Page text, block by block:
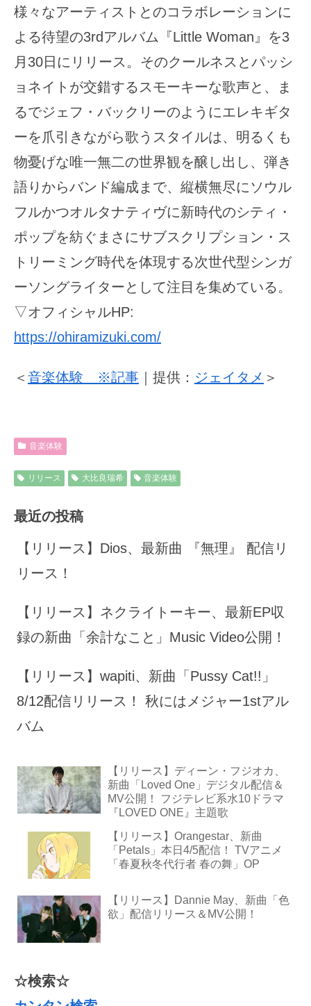
様々なアーティストとのコラボレーションに
よる待望の3rdアルバム『Little Woman』を3
月30日にリリース。そのクールネスとパッシ
ョネイトが交錯するスモーキーな歌声と、ま
るでジェフ・バックリーのようにエレキギタ
ーを爪引きながら歌うスタイルは、明るくも
物憂げな唯一無二の世界観を醸し出し、弾き
語りからバンド編成まで、縦横無尽にソウル
フルかつオルタナティヴに新時代のシティ・
ポップを紡ぐまさにサブスクリプション・ス
トリーミング時代を体現する次世代型シンガ
ーソングライターとして注目を集めている。
▽オフィシャルHP:
https://ohiramizuki.com/
＜ 音楽体験 ※記事 ｜提供： ジェイタメ ＞
音楽体験
リリース 大比良瑞希 音楽体験
最近の投稿
【リリース】Dios、最新曲 『無理』 配信リ
リース！
【リリース】ネクライトーキー、最新EP収
録の新曲「余計なこと」Music Video公開！
【リリース】wapiti、新曲「Pussy Cat!!」
8/12配信リリース！ 秋にはメジャー1stアル
バム
【リリース】ディーン・フジオカ、
新曲「Loved One」デジタル配信＆
MV公開！ フジテレビ系水10ドラマ
『LOVED ONE』主題歌
【リリース】Orangestar、新曲
「Petals」本日4/5配信！ TVアニメ
「春夏秋冬代行者 春の舞」OP
【リリース】Dannie May、新曲「色
欲」配信リリース＆MV公開！
☆検索☆